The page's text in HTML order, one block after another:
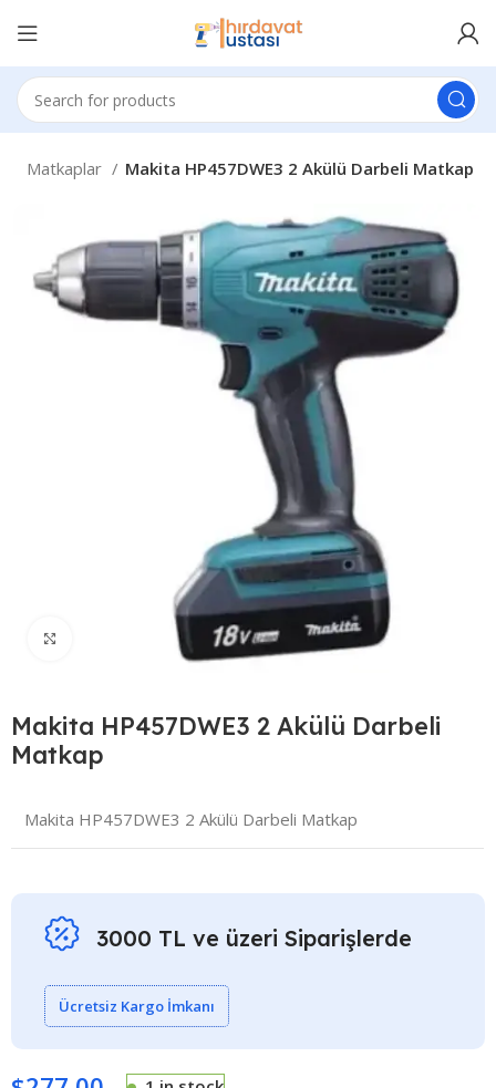
Matkaplar Makita HP457DWE3 2 Akülü Darbeli Matkap
Click to enlarge
Makita HP457DWE3 2 Akülü Darbeli
Matkap
Makita HP457DWE3 2 Akülü Darbeli Matkap
3000 TL ve üzeri Siparişlerde
Ücretsiz Kargo İmkanı